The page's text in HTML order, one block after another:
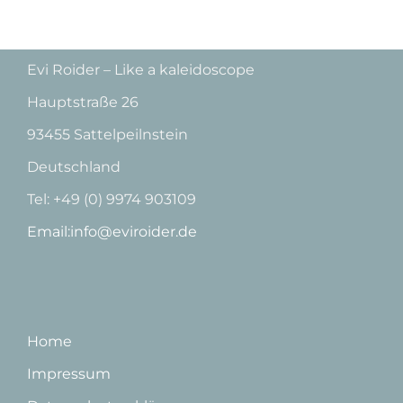
Evi Roider – Like a kaleidoscope
Hauptstraße 26
93455 Sattelpeilnstein
Deutschland
Tel: +49 (0) 9974 903109
Email:info@eviroider.de
Home
Impressum